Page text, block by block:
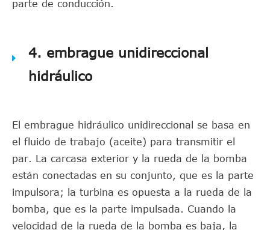
parte de conducción.
4. embrague unidireccional
hidráulico
El embrague hidráulico unidireccional se basa en
el fluido de trabajo (aceite) para transmitir el
par. La carcasa exterior y la rueda de la bomba
están conectadas en su conjunto, que es la parte
impulsora; la turbina es opuesta a la rueda de la
bomba, que es la parte impulsada. Cuando la
velocidad de la rueda de la bomba es baja, la